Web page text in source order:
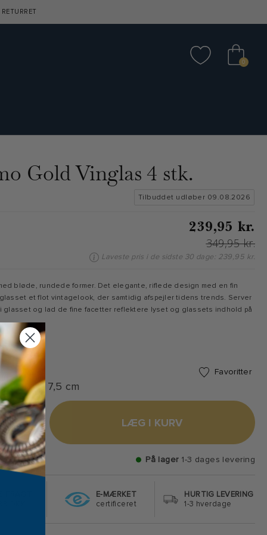
0
Gold Vinglas 4 stk.
Tilbuddet udløber 09.08.2026
239,95 kr.
349,95 kr.
Laveste pris i de sidste 30 dage: 239,95 kr.
bløde, rundede former. Det elegante, riflede design med en fin
et flot vintagelook, der samtidig afspejler tidens trends. Server
glasset og lad de fine facetter reflektere lyset og glassets indhold på
Favoritter
cl - dia. 7,5 cm
+ LÆG I KURV
På lager 1-3 dages levering
E-MÆRKET
certificeret
HURTIG LEVERING
1-3 hverdage